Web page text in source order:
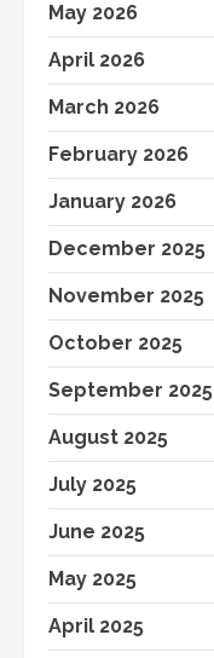
May 2026
April 2026
March 2026
February 2026
January 2026
December 2025
November 2025
October 2025
September 2025
August 2025
July 2025
June 2025
May 2025
April 2025